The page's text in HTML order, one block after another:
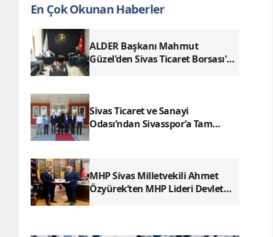
En Çok Okunan Haberler
ALDER Başkanı Mahmut
Güzel'den Sivas Ticaret Borsası'na
Sivas Ticaret ve Sanayi
Odası’ndan Sivasspor’a Tam
MHP Sivas Milletvekili Ahmet
Özyürek’ten MHP Lideri Devlet